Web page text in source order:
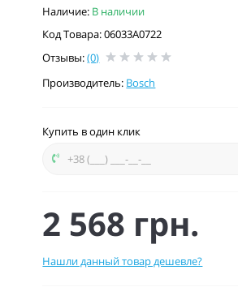
Наличие: В наличии
Код Товара: 06033A0722
Отзывы:(0)
Производитель: Bosch
Купить в один клик
2 568 грн.
Нашли данный товар дешевле?